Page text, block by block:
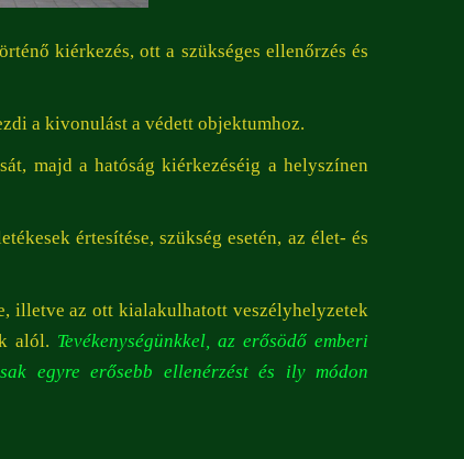
kiérkezés, ott a szükséges ellenőrzés és
a kivonulást a védett objektumhoz.
majd a hatóság kiérkezéséig a helyszínen
értesítése, szükség esetén, az élet- és
illetve az ott kialakulhatott veszélyhelyzetek
alól. Tevékenységünkkel, az erősödő emberi
egyre erősebb ellenérzést és ily módon